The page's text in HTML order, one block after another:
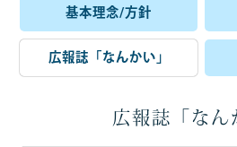
基本理念/方針
広報誌「なんかい」
広報誌「なん